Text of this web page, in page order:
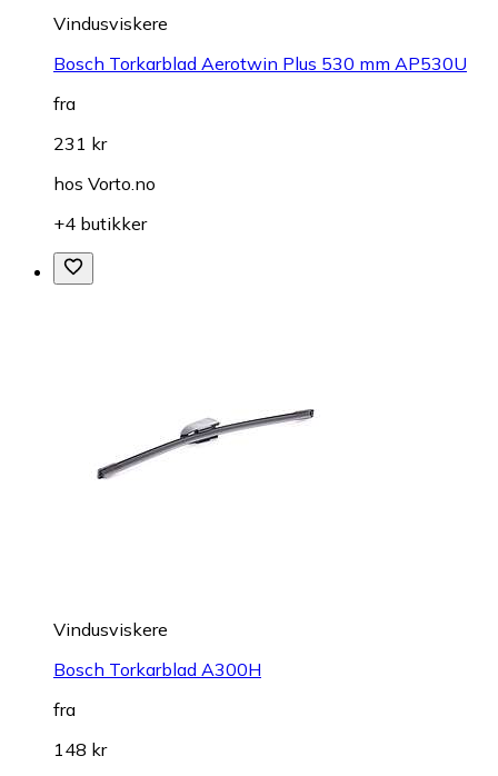
Vindusviskere
Bosch Torkarblad Aerotwin Plus 530 mm AP530U
fra
231 kr
hos Vorto.no
+4 butikker
Vindusviskere
Bosch Torkarblad A300H
fra
148 kr